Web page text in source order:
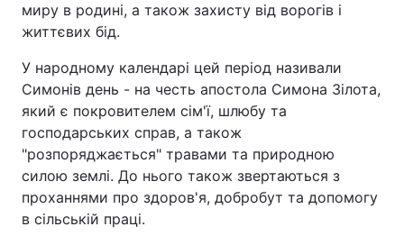
миру в родині, а також захисту від ворогів і
життєвих бід.
У народному календарі цей період називали
Симонів день - на честь апостола Симона Зілота,
який є покровителем сім'ї, шлюбу та
господарських справ, а також
"розпоряджається" травами та природною
силою землі. До нього також звертаються з
проханнями про здоров'я, добробут та допомогу
в сільській праці.